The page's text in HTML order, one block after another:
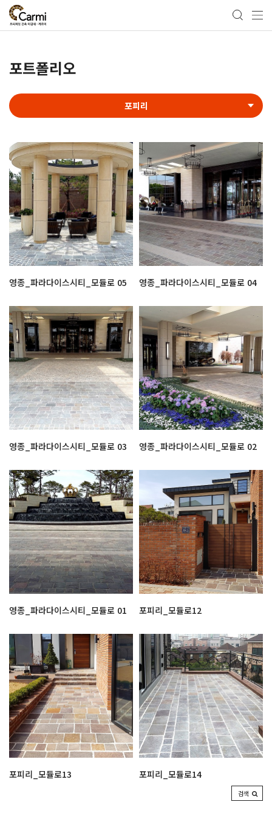
포트폴리오
포피리
영종_파라다이스시티_모듈로 05 영종_파라다이스시티_모듈로 04
영종_파라다이스시티_모듈로 03 영종_파라다이스시티_모듈로 02
영종_파라다이스시티_모듈로 01 포피리_모듈로12
포피리_모듈로13 포피리_모듈로14
검색